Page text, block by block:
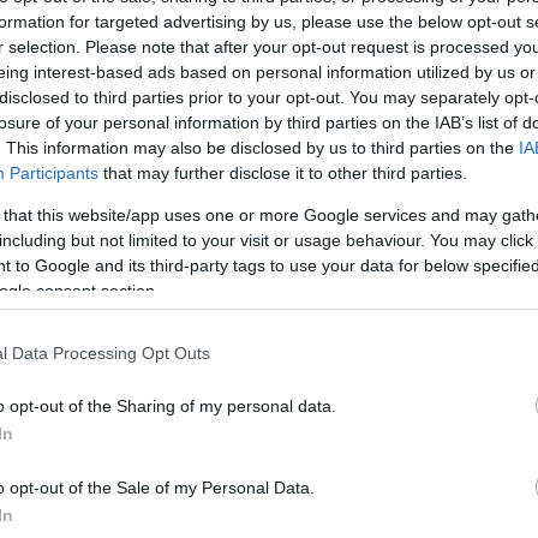
for targeted advertising by us, please use the below opt-out
selection. Please note that after your opt-out request is processed
interest-based ads based on personal information utilized by us
to third parties prior to your opt-out. You may separately
of your personal information by third parties on the IAB’s list of
This information may also be disclosed by us to third parties on the
Participants that may further disclose it to other third parties.
this website/app uses one or more Google services and may
but not limited to your visit or usage behaviour. You may
to Google and its third-party tags to use your data for below
consent section.
Data Processing Opt Outs
opt-out of the Sharing of my personal data.
opt-out of the Sale of my Personal Data.
Jelszó Emlékezzen rám
Regisztráció
szaknévsora
KERTÉSZ ÉS KERTÉSZET REGISZTRÁCIÓ NÖVÉNYKATALÓGUS
(0)